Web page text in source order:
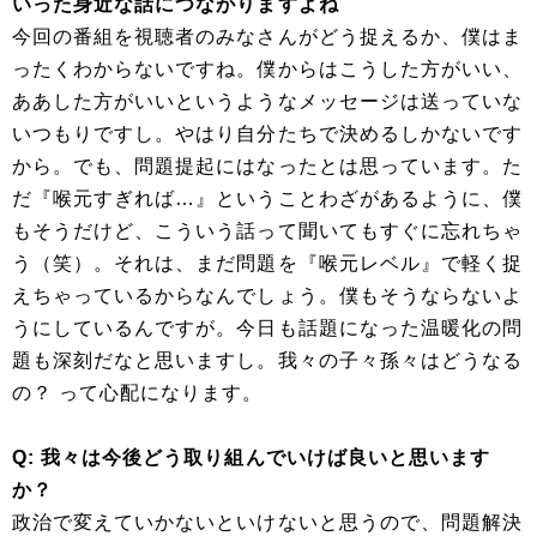
いった身近な話につながりますよね
今回の番組を視聴者のみなさんがどう捉えるか、僕はま
ったくわからないですね。僕からはこうした方がいい、
ああした方がいいというようなメッセージは送っていな
いつもりですし。やはり自分たちで決めるしかないです
から。でも、問題提起にはなったとは思っています。た
だ『喉元すぎれば…』ということわざがあるように、僕
もそうだけど、こういう話って聞いてもすぐに忘れちゃ
う（笑）。それは、まだ問題を『喉元レベル』で軽く捉
えちゃっているからなんでしょう。僕もそうならないよ
うにしているんですが。今日も話題になった温暖化の問
題も深刻だなと思いますし。我々の子々孫々はどうなる
の？ って心配になります。
Q: 我々は今後どう取り組んでいけば良いと思います
か？
政治で変えていかないといけないと思うので、問題解決